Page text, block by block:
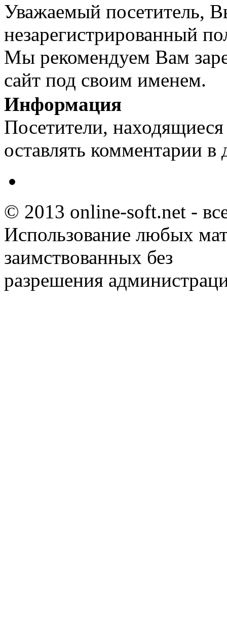
Уважаемый посетитель,
незарегистрированный
Мы рекомендуем Вам
сайт под своим именем.
Информация
Посетители,
оставлять комментарии в
© 2013 online-soft.net -
Использование любых
заимствованных без
разрешения